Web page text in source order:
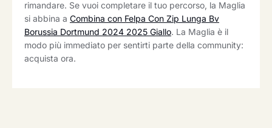
rimandare. Se vuoi completare il tuo percorso, la Maglia
si abbina a Combina con Felpa Con Zip Lunga Bv
Borussia Dortmund 2024 2025 Giallo. La Maglia è il
modo più immediato per sentirti parte della community:
acquista ora.